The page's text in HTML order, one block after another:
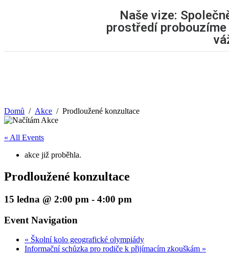
Naše vize:
prostředí
Domů Akce Prodloužené konzultace
« All Events
akce již proběhla.
Prodloužené konzultace
15 ledna @ 2:00 pm - 4:00 pm
Event Navigation
« Školní kolo geografické olympiády
Informační schůzka pro rodiče k přijímacím zkouškám »